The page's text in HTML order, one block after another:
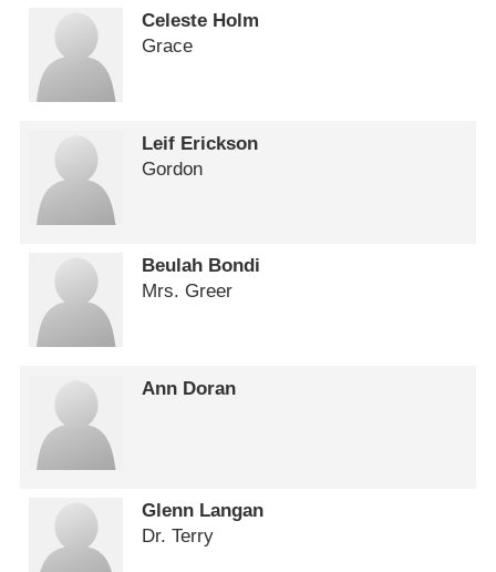
Celeste Holm
Grace
Leif Erickson
Gordon
Beulah Bondi
Mrs. Greer
Ann Doran
Glenn Langan
Dr. Terry